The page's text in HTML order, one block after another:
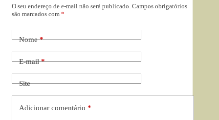
O seu endereço de e-mail não será publicado. Campos obrigatórios
são marcados com *
Nome*
E-mail*
Site
Adicionar comentário *